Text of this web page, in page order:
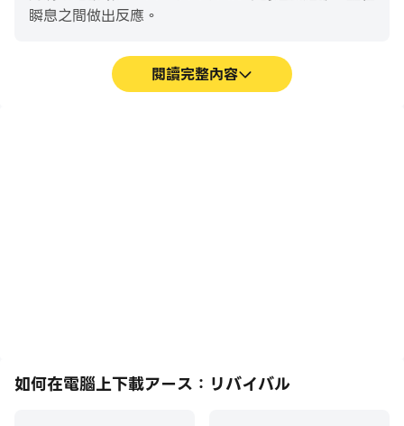
瞬息之間做出反應。
閱讀完整內容
如何在電腦上下載アース：リバイバル